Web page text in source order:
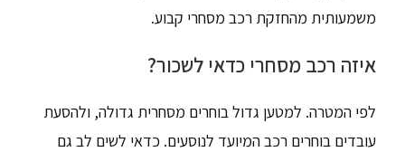
משמעותית מהחזקת רכב מסחרי קבוע.
איזה רכב מסחרי כדאי לשכור?
לפי המטרה. למטען גדול בוחרים מסחרית גדולה, ולהסעת
עובדים בוחרים רכב המיועד לנוסעים. כדאי לשים לב גם